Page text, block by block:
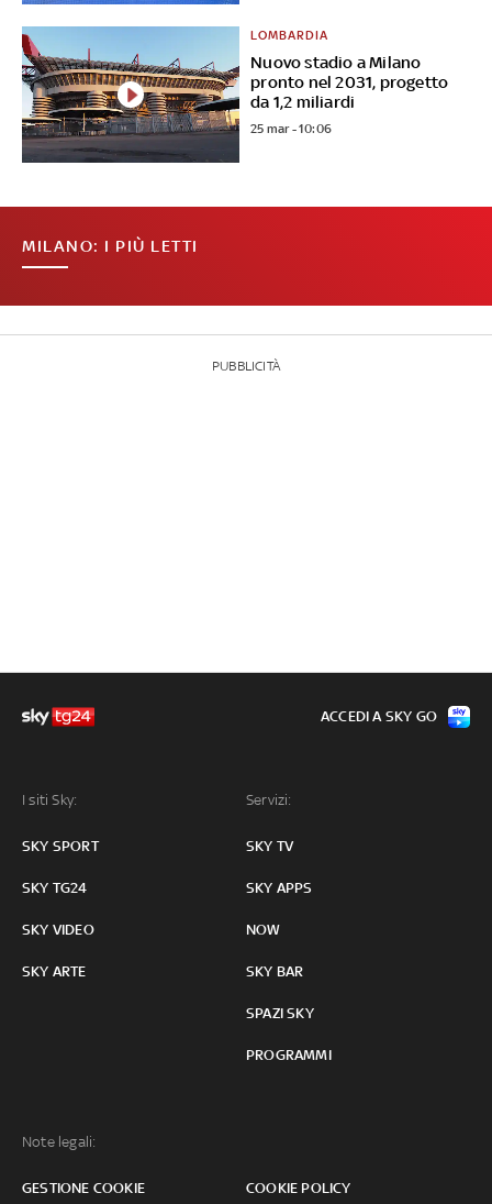
Nuovo stadio a Milano
pronto nel 2031, progetto
da 1,2 miliardi
LOMBARDIA
25 mar - 10:06
MILANO: I PIÙ LETTI
PUBBLICITÀ
I siti Sky:
SKY SPORT
SKY TG24
SKY VIDEO
SKY ARTE
Servizi:
SKY TV
SKY APPS
NOW
SKY BAR
SPAZI SKY
PROGRAMMI
Note legali:
GESTIONE COOKIE COOKIE POLICY
ACCEDI A SKY GO